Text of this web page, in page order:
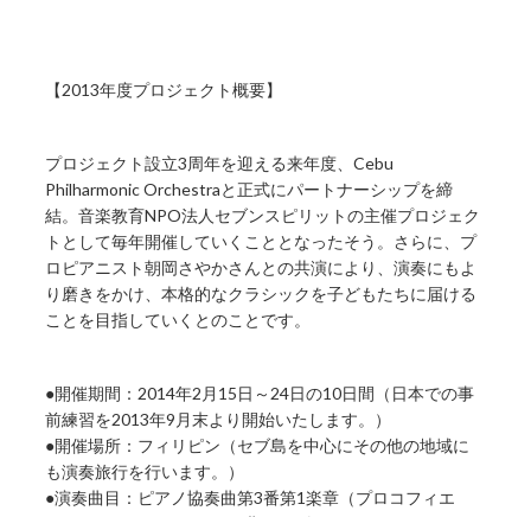
【2013年度プロジェクト概要】
プロジェクト設立3周年を迎える来年度、Cebu
Philharmonic Orchestraと正式にパートナーシップを締
結。音楽教育NPO法人セブンスピリットの主催プロジェク
トとして毎年開催していくこととなったそう。さらに、プ
ロピアニスト朝岡さやかさんとの共演により、演奏にもよ
り磨きをかけ、本格的なクラシックを子どもたちに届ける
ことを目指していくとのことです。
●開催期間：2014年2月15日～24日の10日間（日本での事
前練習を2013年9月末より開始いたします。）
●開催場所：フィリピン（セブ島を中心にその他の地域に
も演奏旅行を行います。）
●演奏曲目：ピアノ協奏曲第3番第1楽章（プロコフィエ